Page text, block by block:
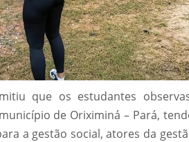
que os estudantes
de Oriximiná – Pará,
a gestão social, atores da